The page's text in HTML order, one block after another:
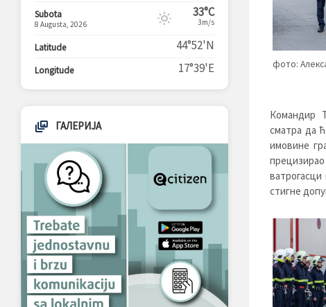
фото:
Командир
сматра да
имовине
стигне
Subota
8 Augusta, 2026
33°C
3m/s
Latitude 44°52'N
Longitude 17°39'E
ГАЛЕРИЈА